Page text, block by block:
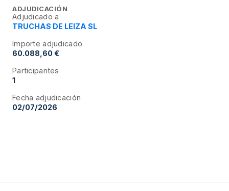
ADJUDICACIÓN
Adjudicado a
TRUCHAS DE LEIZA SL
Importe adjudicado
60.088,60 €
Participantes
1
Fecha adjudicación
02/07/2026